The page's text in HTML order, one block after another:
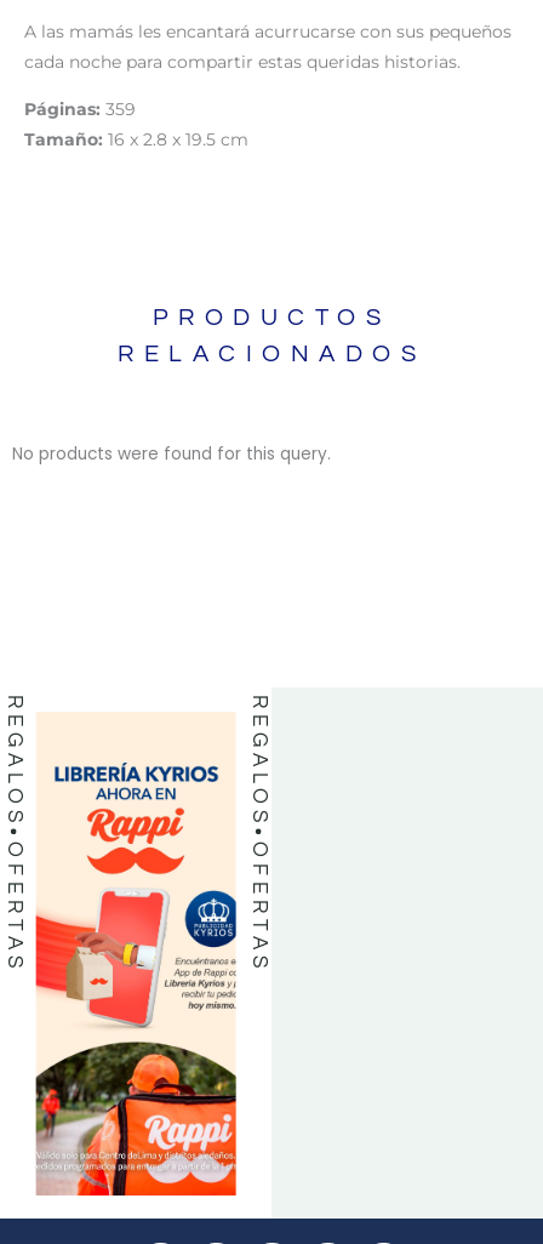
A las mamás les encantará acurrucarse con sus pequeños
cada noche para compartir estas queridas historias.
Páginas: 359
Tamaño: 16 x 2.8 x 19.5 cm
PRODUCTOS
RELACIONADOS
No products were found for this query.
REGALOS
OFERTAS
REGALOS
OFERTAS